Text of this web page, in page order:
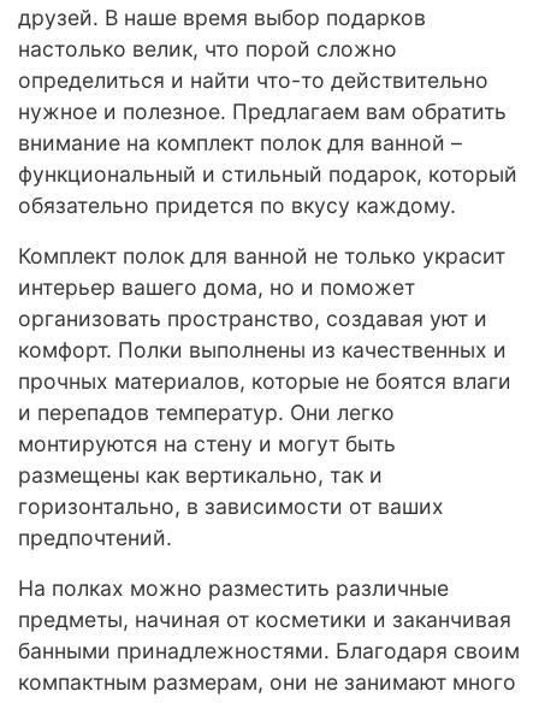
друзей. В наше время выбор подарков
настолько велик, что порой сложно
определиться и найти что-то действительно
нужное и полезное. Предлагаем вам обратить
внимание на комплект полок для ванной –
функциональный и стильный подарок, который
обязательно придется по вкусу каждому.
Комплект полок для ванной не только украсит
интерьер вашего дома, но и поможет
организовать пространство, создавая уют и
комфорт. Полки выполнены из качественных и
прочных материалов, которые не боятся влаги
и перепадов температур. Они легко
монтируются на стену и могут быть
размещены как вертикально, так и
горизонтально, в зависимости от ваших
предпочтений.
На полках можно разместить различные
предметы, начиная от косметики и заканчивая
банными принадлежностями. Благодаря своим
компактным размерам, они не занимают много